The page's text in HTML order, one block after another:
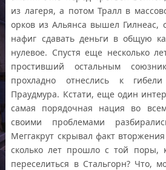
из лагеря, а потом Тралл в
орков из Альянса вышел Гилнеас,
нафиг сдавать деньги в общую
нулевое. Спустя еще несколько
простивший остальным
прохладно отнеслись к
Праудмура. Кстати, еще один
самая порядочная нация во
своими проблемами
Меггакрут скрывал факт
сколько лет прошло с той поры,
переселиться в Стальгорн? Что,